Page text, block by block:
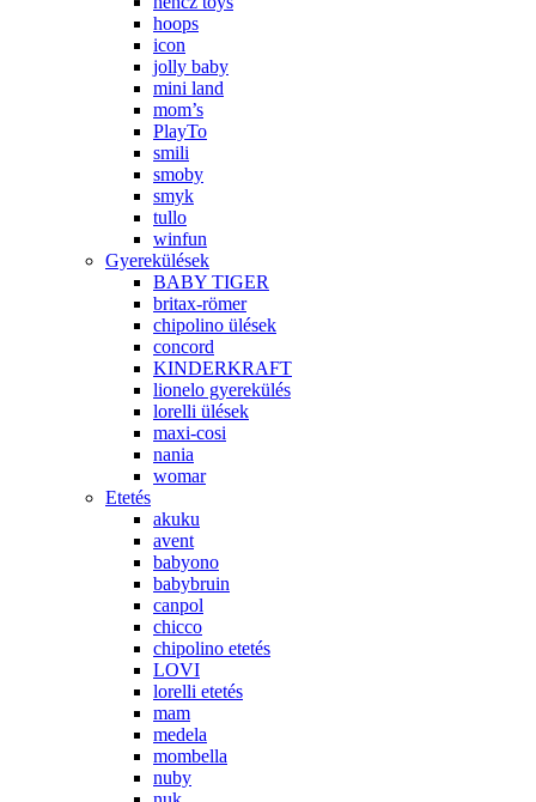
hoops
icon
jolly baby
mini land
mom’s
PlayTo
smili
smoby
smyk
tullo
winfun
Gyerekülések
BABY TIGER
britax-römer
chipolino ülések
concord
KINDERKRAFT
lionelo gyerekülés
lorelli ülések
maxi-cosi
nania
womar
Etetés
akuku
avent
babyono
babybruin
canpol
chicco
chipolino etetés
LOVI
lorelli etetés
mam
medela
mombella
nuby